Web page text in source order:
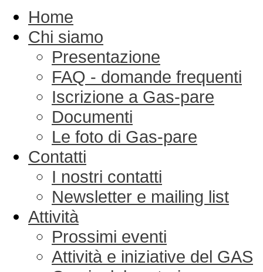
Home
Chi siamo
Presentazione
FAQ - domande frequenti
Iscrizione a Gas-pare
Documenti
Le foto di Gas-pare
Contatti
I nostri contatti
Newsletter e mailing list
Attività
Prossimi eventi
Attività e iniziative del GAS